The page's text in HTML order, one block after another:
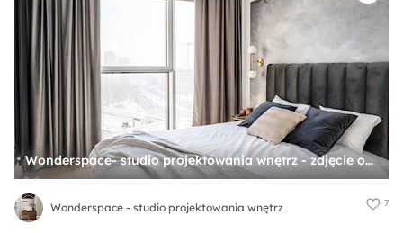
Wonderspace- studio projektowania wnętrz - zdjęcie od Wonderspace - studio projektowania wnętrz
Wonderspace - studio projektowania wnętrz 7